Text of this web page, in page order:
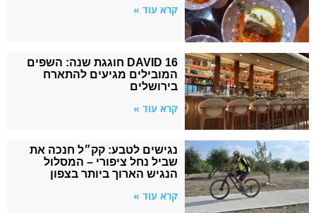
קרא עוד »
DAVID 16 חוגגת שנה: השפים
המובילים מגיעים להתארח
בירושלים
קרא עוד »
נגישים לטבע: קק״ל חנכה את
שביל נחל ציפורי – המסלול
הנגיש הארוך ביותר בצפון
קרא עוד »